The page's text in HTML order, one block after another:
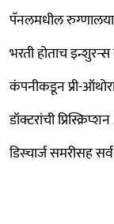
पॅनलमधील
भरती होताच
कंपनीकडून प्री-
डॉक्टरांची
डिस्चार्ज समरीसह